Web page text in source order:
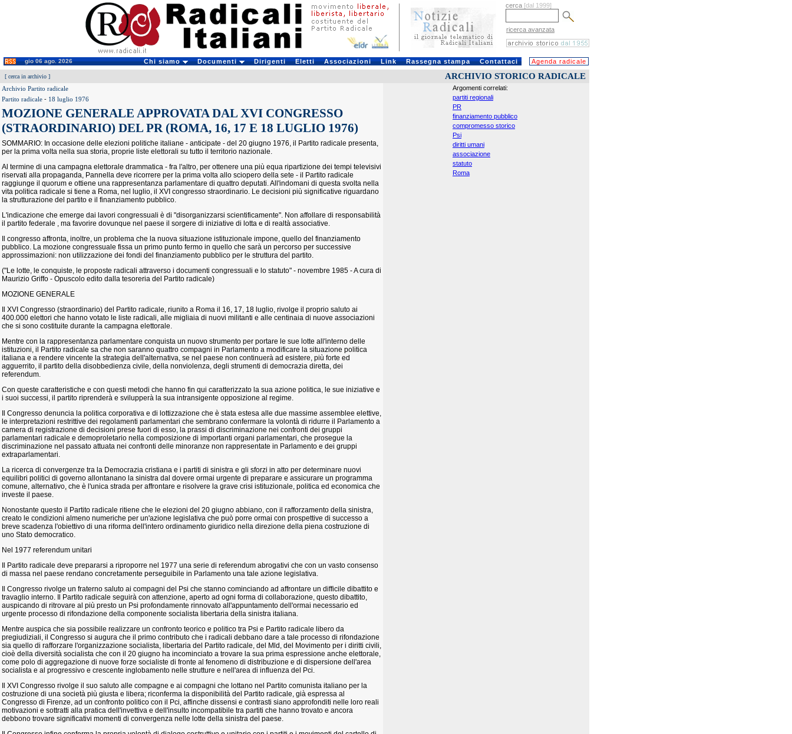
cerca [dal 1999]
ricerca avanzata
gio 06 ago. 2026 Chi siamo Documenti Dirigenti Eletti Associazioni Link Rassegna stampa Contattaci Agenda radicale
[ cerca in archivio ] ARCHIVIO STORICO RADICALE
Archivio Partito radicale
Partito radicale - 18 luglio 1976
MOZIONE GENERALE APPROVATA DAL XVI CONGRESSO
(STRAORDINARIO) DEL PR (ROMA, 16, 17 E 18 LUGLIO 1976)
SOMMARIO: In occasione delle elezioni politiche italiane - anticipate - del 20 giugno 1976, il Partito radicale presenta,
per la prima volta nella sua storia, proprie liste elettorali su tutto il territorio nazionale.
Al termine di una campagna elettorale drammatica - fra l'altro, per ottenere una più equa ripartizione dei tempi televisivi
riservati alla propaganda, Pannella deve ricorrere per la prima volta allo sciopero della sete - il Partito radicale
raggiunge il quorum e ottiene una rappresentanza parlamentare di quattro deputati. All'indomani di questa svolta nella
vita politica radicale si tiene a Roma, nel luglio, il XVI congresso straordinario. Le decisioni più significative riguardano
la strutturazione del partito e il finanziamento pubblico.
L'indicazione che emerge dai lavori congressuali è di "disorganizzarsi scientificamente". Non affollare di responsabilità
il partito federale , ma favorire dovunque nel paese il sorgere di iniziative di lotta e di realtà associative.
Il congresso affronta, inoltre, un problema che la nuova situazione istituzionale impone, quello del finanziamento
pubblico. La mozione congressuale fissa un primo punto fermo in quello che sarà un percorso per successive
approssimazioni: non utilizzazione dei fondi del finanziamento pubblico per le struttura del partito.
("Le lotte, le conquiste, le proposte radicali attraverso i documenti congressuali e lo statuto" - novembre 1985 - A cura di
Maurizio Griffo - Opuscolo edito dalla tesoreria del Partito radicale)
MOZIONE GENERALE
Il XVI Congresso (straordinario) del Partito radicale, riunito a Roma il 16, 17, 18 luglio, rivolge il proprio saluto ai
400.000 elettori che hanno votato le liste radicali, alle migliaia di nuovi militanti e alle centinaia di nuove associazioni
che si sono costituite durante la campagna elettorale.
Mentre con la rappresentanza parlamentare conquista un nuovo strumento per portare le sue lotte all'interno delle
istituzioni, il Partito radicale sa che non saranno quattro compagni in Parlamento a modificare la situazione politica
italiana e a rendere vincente la strategia dell'alternativa, se nel paese non continuerà ad esistere, più forte ed
agguerrito, il partito della disobbedienza civile, della nonviolenza, degli strumenti di democrazia diretta, dei
referendum.
Con queste caratteristiche e con questi metodi che hanno fin qui caratterizzato la sua azione politica, le sue iniziative e
i suoi successi, il partito riprenderà e svilupperà la sua intransigente opposizione al regime.
Il Congresso denuncia la politica corporativa e di lottizzazione che è stata estesa alle due massime assemblee elettive,
le interpretazioni restrittive dei regolamenti parlamentari che sembrano confermare la volontà di ridurre il Parlamento a
camera di registrazione di decisioni prese fuori di esso, la prassi di discriminazione nei confronti dei gruppi
parlamentari radicale e demoproletario nella composizione di importanti organi parlamentari, che prosegue la
discriminazione nel passato attuata nei confronti delle minoranze non rappresentate in Parlamento e dei gruppi
extraparlamentari.
La ricerca di convergenze tra la Democrazia cristiana e i partiti di sinistra e gli sforzi in atto per determinare nuovi
equilibri politici di governo allontanano la sinistra dal dovere ormai urgente di preparare e assicurare un programma
comune, alternativo, che è l'unica strada per affrontare e risolvere la grave crisi istituzionale, politica ed economica che
investe il paese.
Nonostante questo il Partito radicale ritiene che le elezioni del 20 giugno abbiano, con il rafforzamento della sinistra,
creato le condizioni almeno numeriche per un'azione legislativa che può porre ormai con prospettive di successo a
breve scadenza l'obiettivo di una riforma dell'intero ordinamento giuridico nella direzione della piena costruzione di
uno Stato democratico.
Nel 1977 referendum unitari
Il Partito radicale deve prepararsi a riproporre nel 1977 una serie di referendum abrogativi che con un vasto consenso
di massa nel paese rendano concretamente perseguibile in Parlamento una tale azione legislativa.
Il Congresso rivolge un fraterno saluto ai compagni del Psi che stanno cominciando ad affrontare un difficile dibattito e
travaglio interno. Il Partito radicale seguirà con attenzione, aperto ad ogni forma di collaborazione, questo dibattito,
auspicando di ritrovare al più presto un Psi profondamente rinnovato all'appuntamento dell'ormai necessario ed
urgente processo di rifondazione della componente socialista libertaria della sinistra italiana.
Mentre auspica che sia possibile realizzare un confronto teorico e politico tra Psi e Partito radicale libero da
pregiudiziali, il Congresso si augura che il primo contributo che i radicali debbano dare a tale processo di rifondazione
sia quello di rafforzare l'organizzazione socialista, libertaria del Partito radicale, del Mld, del Movimento per i diritti civili,
cioè della diversità socialista che con il 20 giugno ha incominciato a trovare la sua prima espressione anche elettorale,
come polo di aggregazione di nuove forze socialiste di fronte al fenomeno di distribuzione e di dispersione dell'area
socialista e al progressivo e crescente inglobamento nelle strutture e nell'area di influenza del Pci.
Il XVI Congresso rivolge il suo saluto alle compagne e ai compagni che lottano nel Partito comunista italiano per la
costruzione di una società più giusta e libera; riconferma la disponibilità del Partito radicale, già espressa al
Congresso di Firenze, ad un confronto politico con il Pci, affinche dissensi e contrasti siano approfonditi nelle loro reali
motivazioni e sottratti alla pratica dell'invettiva e dell'insulto incompatibile tra partiti che hanno trovato e ancora
debbono trovare significativi momenti di convergenza nelle lotte della sinistra del paese.
Argomenti correlati:
partiti regionali
PR
finanziamento pubblico
compromesso storico
Psi
diritti umani
associazione
statuto
Roma